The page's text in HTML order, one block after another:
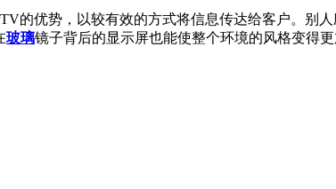
的优势，以较有效的方式将信息传达给客户。别
玻璃镜子背后的显示屏也能使整个环境的风格变得更